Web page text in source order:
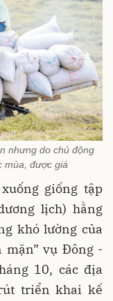
nhưng do chủ động
mùa, được giá
giống tập
lịch) hằng
khó lường của
mặn” vụ Đông -
10, các địa
triển khai kế